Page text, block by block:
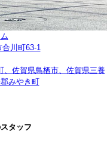
川町63-1
、佐賀県鳥栖市、佐賀県三養
みやき町
タッフ